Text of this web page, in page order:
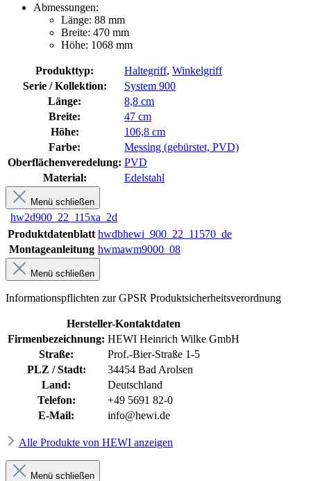
Abmessungen:
Länge: 88 mm
Breite: 470 mm
Höhe: 1068 mm
Produkttyp: Haltegriff, Winkelgriff
Serie / Kollektion:
System 900
Länge:
8,8 cm
Breite:
47 cm
Höhe:
106,8 cm
Farbe:
Messing (gebürstet, PVD)
Oberflächenveredelung: PVD
Material:
Edelstahl
Menü schließen
hw2d900_22_115xa_2d
Produktdatenblatt hwdbhewi_900_22_11570_de
Montageanleitung hwmawm9000_08
Menü schließen
Informationspflichten zur GPSR Produktsicherheitsverordnung
Hersteller-Kontaktdaten
Firmenbezeichnung: HEWI Heinrich Wilke GmbH
Straße:
Prof.-Bier-Straße 1-5
PLZ / Stadt:
34454 Bad Arolsen
Land:
Deutschland
Telefon:
+49 5691 82-0
E-Mail:
info@hewi.de
Alle Produkte von HEWI anzeigen
Menü schließen